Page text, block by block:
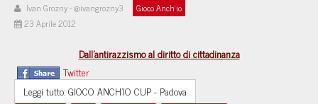
Ivan Grozny - @ivangrozny3
Gioco Anch'io
23 Aprile 2012
Dall'antirazzismo al diritto di cittadinanza
Twitter
Leggi tutto: GIOCO ANCH’IO CUP - Padova